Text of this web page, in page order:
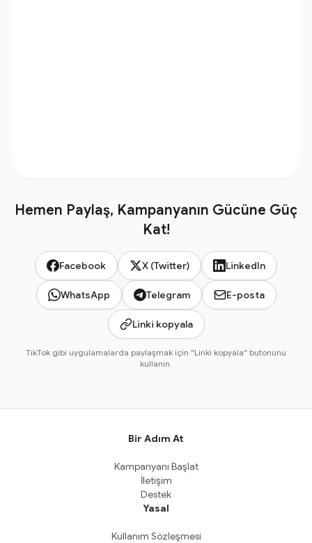
Hemen Paylaş, Kampanyanın Gücüne Güç
Kat!
Facebook X (Twitter) LinkedIn
WhatsApp Telegram E-posta
Linki kopyala
TikTok gibi uygulamalarda paylaşmak için "Linki kopyala" butonunu
kullanın.
Bir Adım At
Kampanyanı Başlat
İletişim
Destek
Yasal
Kullanım Sözleşmesi